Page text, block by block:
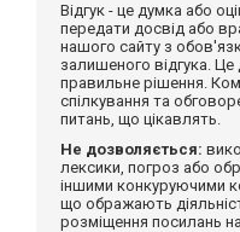
Відгук - це думка або
передати досвід або
нашого сайту з
залишеного відгука.
правильне рішення.
спілкування та
питань, що цікавлять.
Не дозволяється:
лексики, погроз або
іншими конкуруючими
що ображають
розміщення посилань